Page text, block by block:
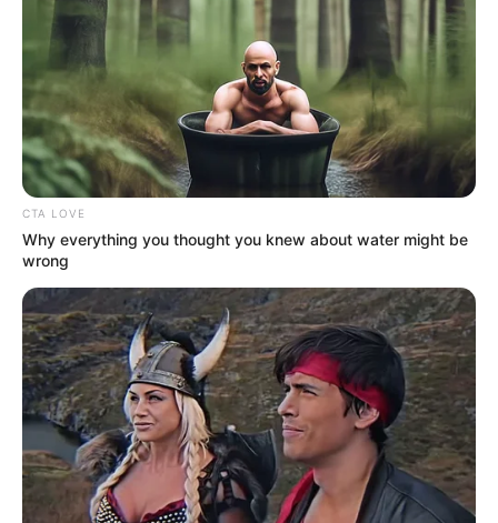
CTA LOVE
Why everything you thought you knew about water might be
wrong